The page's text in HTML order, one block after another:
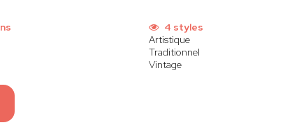
4 styles
Artistique
Traditionnel
Vintage